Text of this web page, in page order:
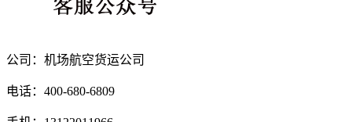
公司：机场航空货运公司
电话：400-680-6809